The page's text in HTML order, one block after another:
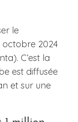
le
octobre 2024
C’est la
est diffusée
et sur une